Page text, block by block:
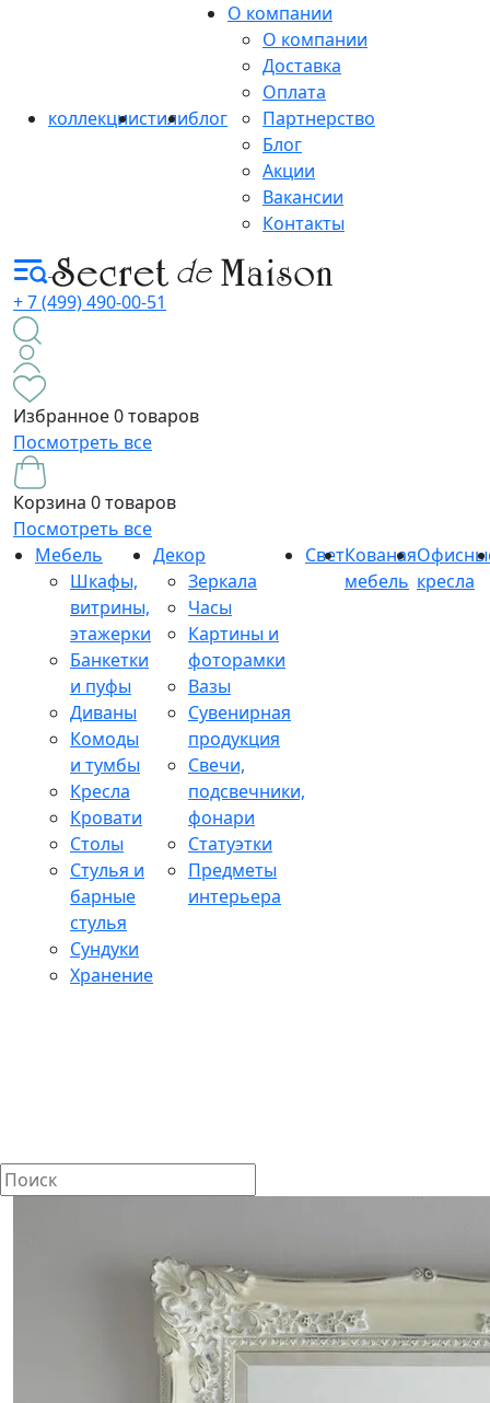
коллекциистилиблог
О компании
О компании
Доставка
Оплата
Партнерство
Блог
Акции
Вакансии
Контакты
+ 7 (499) 490-00-51
Избранное0 товаров
Посмотреть все
Корзина 0 товаров
Посмотреть все
Мебель
Шкафы,
витрины,
этажерки
Банкетки
и пуфы
Диваны
Комоды
и тумбы
Кресла
Кровати
Столы
Стулья и
барные
стулья
Сундуки
Хранение
Декор
Зеркала
Часы
Картины и
фоторамки
Вазы
Сувенирная
продукция
Свечи,
подсвечники,
фонари
Статуэтки
Предметы
интерьера
СветКованая
мебель кресла